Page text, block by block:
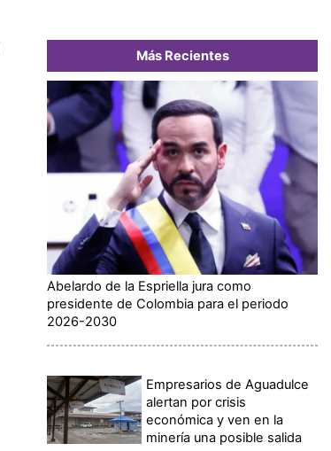
Más Recientes
Abelardo de la Espriella jura como
presidente de Colombia para el periodo
2026-2030
Empresarios de Aguadulce
alertan por crisis
económica y ven en la
minería una posible salida